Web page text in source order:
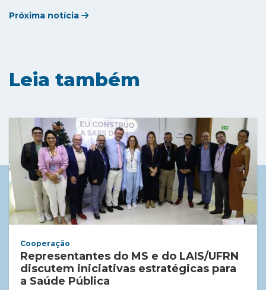
Próxima notícia
Leia também
Cooperação
Representantes do MS e do LAIS/UFRN
discutem iniciativas estratégicas para
a Saúde Pública